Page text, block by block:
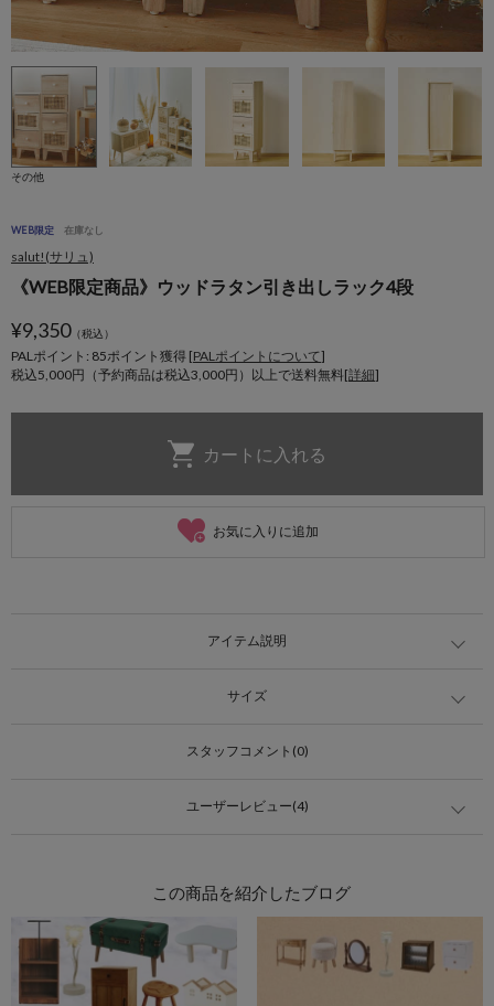
その他
WEB限定 在庫なし
salut!(サリュ)
《WEB限定商品》ウッドラタン引き出しラック4段
¥9,350（税込）
PALポイント: 85ポイント獲得 [PALポイントについて]
税込5,000円（予約商品は税込3,000円）以上で送料無料[詳細]
お気に入りに追加
アイテム説明
サイズ
スタッフコメント(0)
ユーザーレビュー(4)
この商品を紹介したブログ